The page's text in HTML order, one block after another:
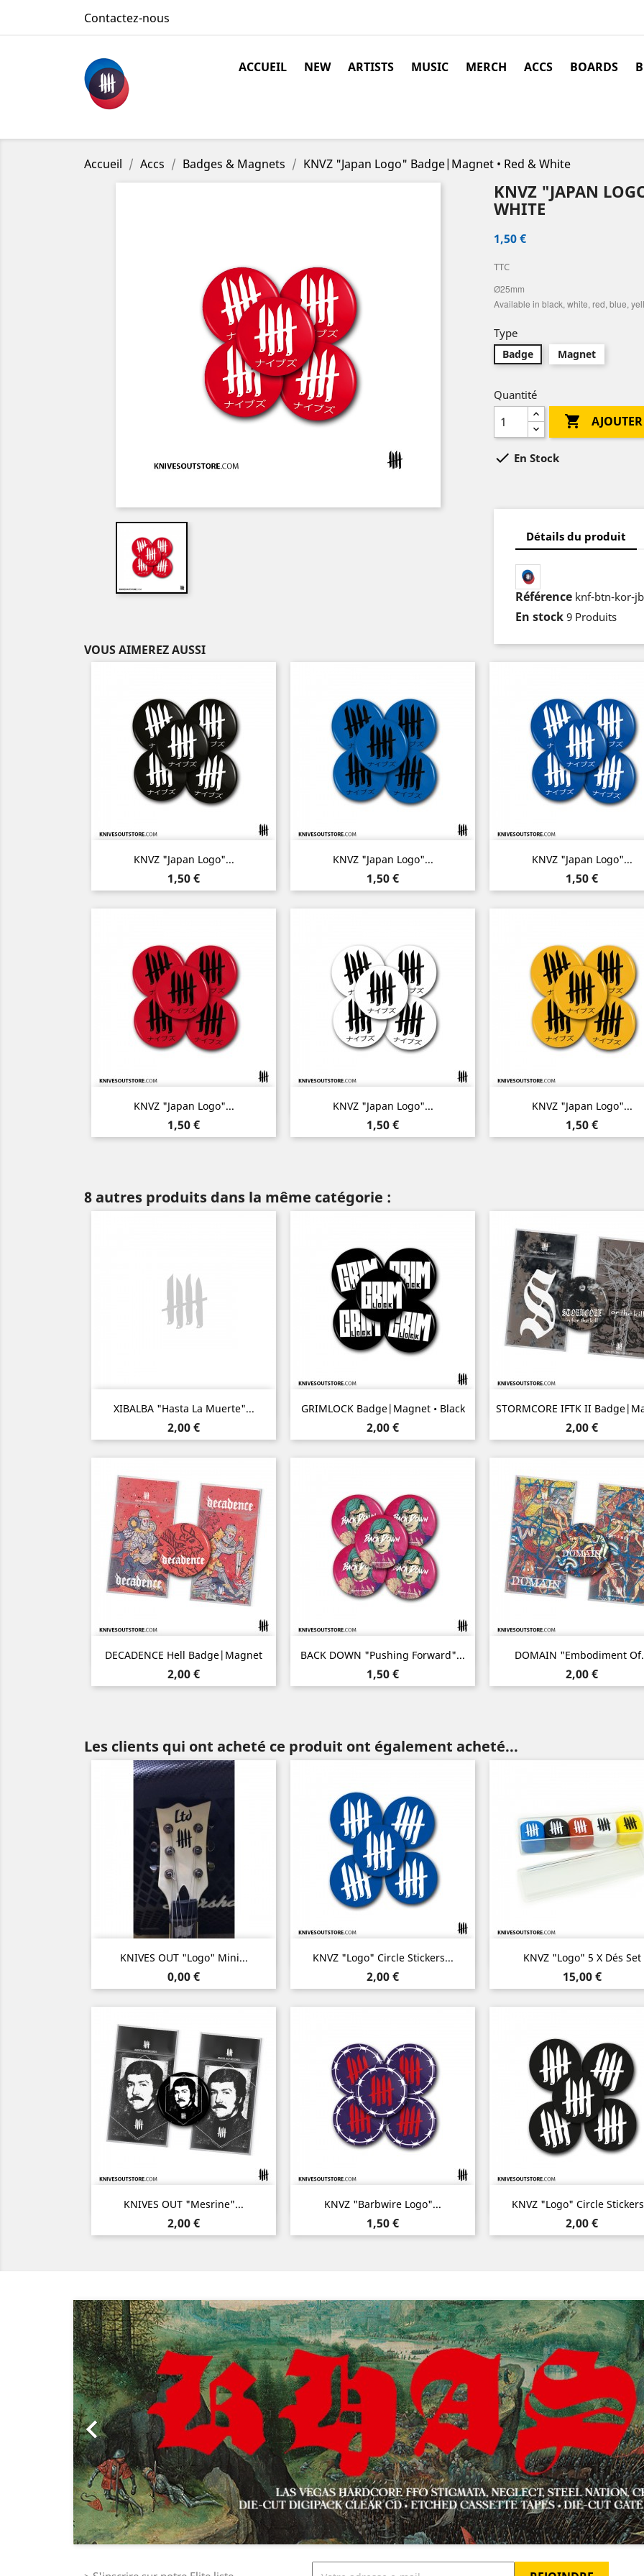
Contactez-nous
ACCUEIL NEW ARTISTS MUSIC MERCH ACCS BOARDS
Accueil Accs Badges & Magnets KNVZ "Japan Logo" Badge|Magnet • Red & White
KNVZ "JAPAN
WHITE
1,50 €
TTC
Ø25mm
Available in black, white, red, blue,
Type
Badge Magnet
Quantité

 En Stock
Détails du produit
Référence knf-btn-kor-
En stock 9 Produits
VOUS AIMEREZ AUSSI
KNVZ "Japan Logo"...
Prix
1,50 €
Aperçu rapide KNVZ "Japan Logo"...
Prix
1,50 €
Aperçu rapide KNVZ "Japan Logo"...
Prix
1,50 €
Aperçu rapide
KNVZ "Japan Logo"...
Prix
1,50 €
Aperçu rapide KNVZ "Japan Logo"...
Prix
1,50 €
Aperçu rapide KNVZ "Japan Logo"...
Prix
1,50 €
Aperçu rapide
8 autres produits dans la même catégorie :
XIBALBA "Hasta La Muerte"...
Prix
2,00 €
 Aperçu rapide GRIMLOCK Badge|Magnet • Black
Prix
2,00 €
Aperçu rapide STORMCORE IFTK II
Prix
2,00 €
Aperçu rapide
DECADENCE Hell Badge|Magnet
Prix
2,00 €
Aperçu rapide BACK DOWN "Pushing Forward"...
Prix
1,50 €
Aperçu rapide DOMAIN "Embodiment
Prix
2,00 €
Aperçu rapide
Les clients qui ont acheté ce produit ont également acheté...
KNIVES OUT "Logo" Mini...
Prix
0,00 €
Aperçu rapide KNVZ "Logo" Circle Stickers...
Prix
2,00 €
 Aperçu rapide KNVZ "Logo" 5 X Dés Set
Prix
15,00 €
 Aperçu rapide
KNIVES OUT "Mesrine"...
Prix
2,00 €
Aperçu rapide KNVZ "Barbwire Logo"...
Prix
1,50 €
 Aperçu rapide KNVZ "Logo" Circle
Prix
2,00 €
 Aperçu rapide

Précédent